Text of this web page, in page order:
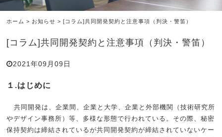
ホーム > お知らせ >[コラム]共同開発契約と注意事項（判決・警笛）
[コラム]共同開発契約と注意事項（判決・警笛）
2021年09月09日
１.はじめに
共同開発は、企業間、企業と大学、企業と外部機関（技術研究所
やデザイン事務所）等、多様な形態で行われている。その際、秘密
保持契約は締結されているが共同開発契約が締結されていないケー